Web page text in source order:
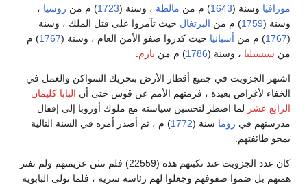
مورافيا وسنة (1643) م من مالطة ، وسنة (1723) م من روسيا ،
وسنة (1759) م من البرتغال حيث تآمروا على قتل الملك ، وسنة
(
1767) م من أسبانيا حيث كدروا صفو الأمن العام ، وسنة (1767) م
من سيسيليا ، وسنة (1786) م من بارم.
اشتهر الجزويت في جميع أقطار الأرض بتحريك السواكن والعمل في
الخفاء لأغراض بعيدة ، فرمتهم الأمم عن قوس حتى أن البابا كليمان
الرابع عشر لما اضطر لتحسين سياسته مع ملوك أوروبا إلى إقفال
مدرستهم في روما سنة (1772) م ، ثم أصدر أمره في السنة التالية
بمحو طائفتهم.
كان عدد الجزويت عند نكبتهم هذه (22559) فلم تنثن عزيمتهم ولم تفتر
همتهم بل ضموا صفوفهم وجعلوا لهم رئاسة سرية ، فلما تولى البابوية